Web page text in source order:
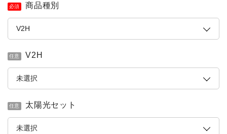
必須 商品種別
任意 V2H
任意 太陽光セット